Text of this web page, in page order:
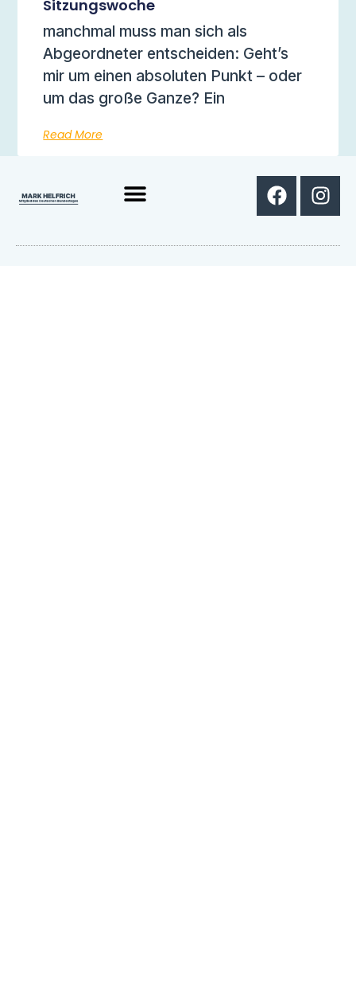
Sitzungswoche
manchmal muss man sich als
Abgeordneter entscheiden: Geht’s
mir um einen absoluten Punkt – oder
um das große Ganze? Ein
Read More